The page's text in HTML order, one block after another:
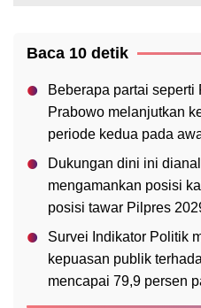
Baca 10 detik
Beberapa partai
Prabowo melanjutkan
periode kedua pada
Dukungan dini ini
mengamankan posisi
posisi tawar Pilpres
Survei Indikator Politik
kepuasan publik
mencapai 79,9 persen